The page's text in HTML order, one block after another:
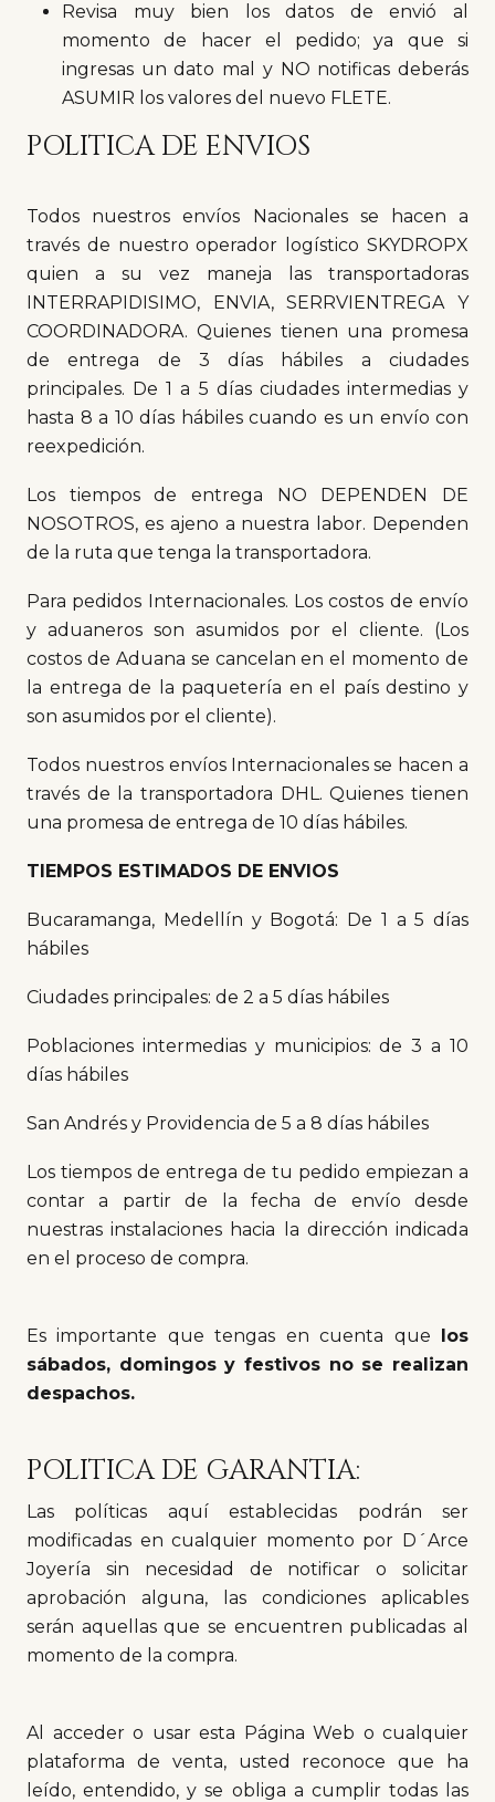
Revisa muy bien los datos de envió al
momento de hacer el pedido; ya que si
ingresas un dato mal y NO notificas deberás
ASUMIR los valores del nuevo FLETE.
POLITICA DE ENVIOS
Todos nuestros envíos Nacionales se hacen a
través de nuestro operador logístico SKYDROPX
quien a su vez maneja las transportadoras
INTERRAPIDISIMO, ENVIA, SERRVIENTREGA Y
COORDINADORA. Quienes tienen una promesa
de entrega de 3 días hábiles a ciudades
principales. De 1 a 5 días ciudades intermedias y
hasta 8 a 10 días hábiles cuando es un envío con
reexpedición.
Los tiempos de entrega NO DEPENDEN DE
NOSOTROS, es ajeno a nuestra labor. Dependen
de la ruta que tenga la transportadora.
Para pedidos Internacionales. Los costos de envío
y aduaneros son asumidos por el cliente. (Los
costos de Aduana se cancelan en el momento de
la entrega de la paquetería en el país destino y
son asumidos por el cliente).
Todos nuestros envíos Internacionales se hacen a
través de la transportadora DHL. Quienes tienen
una promesa de entrega de 10 días hábiles.
TIEMPOS ESTIMADOS DE ENVIOS
Bucaramanga, Medellín y Bogotá: De 1 a 5 días
hábiles
Ciudades principales: de 2 a 5 días hábiles
Poblaciones intermedias y municipios: de 3 a 10
días hábiles
San Andrés y Providencia de 5 a 8 días hábiles
Los tiempos de entrega de tu pedido empiezan a
contar a partir de la fecha de envío desde
nuestras instalaciones hacia la dirección indicada
en el proceso de compra.
Es importante que tengas en cuenta que los
sábados, domingos y festivos no se realizan
despachos.
POLITICA DE GARANTIA:
Las políticas aquí establecidas podrán ser
modificadas en cualquier momento por D´Arce
Joyería sin necesidad de notificar o solicitar
aprobación alguna, las condiciones aplicables
serán aquellas que se encuentren publicadas al
momento de la compra.
Al acceder o usar esta Página Web o cualquier
plataforma de venta, usted reconoce que ha
leído, entendido, y se obliga a cumplir todas las